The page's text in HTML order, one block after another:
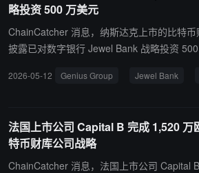
财库策略，其股价在公告发布后仍下跌约
略投资 500 万美元
ChainCatcher 消息，纳斯达克上市的比特
披露已对数字银行 Jewel Bank 战略投资
1:1 现金及美债储备支持，目标于 2026 年下
域。
2026-05-12 Genius Group Jewel Bank
法国上市公司 Capital B 完成 1,520 万
特币财库公司战略
ChainCatcher 消息，法国上市公司 Capital